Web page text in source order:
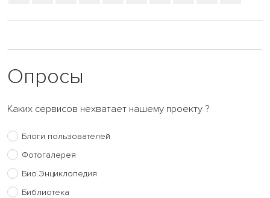
Опросы
Каких сервисов нехватает нашему проекту ?
Блоги пользователей
Фотогалерея
Био.Энциклопедия
Библиотека